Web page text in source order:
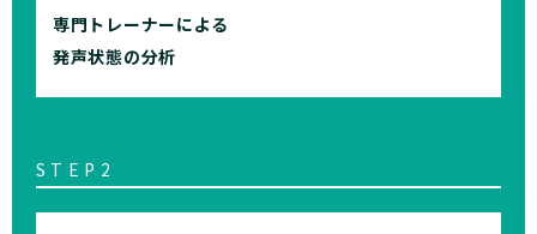
専門トレーナーによる
発声状態の分析
STEP2